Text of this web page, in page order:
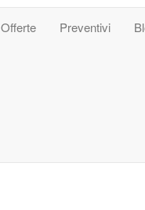
Offerte Preventivi